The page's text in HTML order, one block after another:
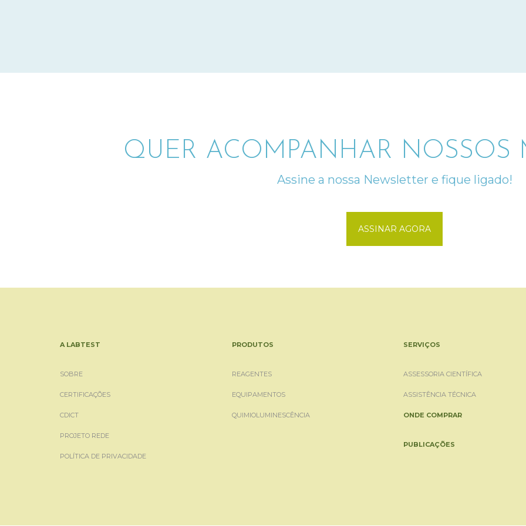
QUER ACOMPANHAR NOSSOS
Assine a nossa Newsletter e fique ligado!
ASSINAR AGORA
A LABTEST
SOBRE
CERTIFICAÇÕES
CDICT
PROJETO REDE
POLÍTICA DE PRIVACIDADE
PRODUTOS
REAGENTES
EQUIPAMENTOS
QUIMIOLUMINESCÊNCIA
SERVIÇOS
ASSESSORIA CIENTÍFICA
ASSISTÊNCIA TÉCNICA
ONDE COMPRAR
PUBLICAÇÕES